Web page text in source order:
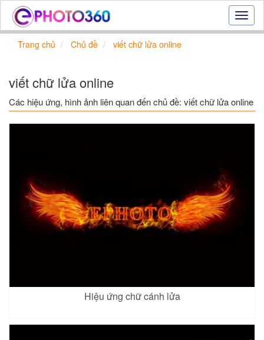
Hiệu
ứng
đẹp
trực
tuyến,
Trang chủ Chủ đề viết chữ lửa online
viết chữ lửa online
Các hiệu ứng, hình ảnh liên quan đến chủ đề: viết chữ lửa online
Hiệu ứng chữ cánh lửa